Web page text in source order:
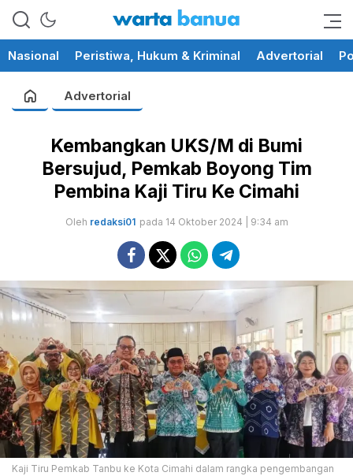
wartabanua.com
memberikan informasi yang
Nasional Peristiwa, Hukum & Kriminal Advertorial
Advertorial
Kembangkan UKS/M di Bumi
Bersujud, Pemkab Boyong Tim
Pembina Kaji Tiru Ke Cimahi
Oleh redaksi01 pada 14 Oktober 2024 | 9:34 am
Kaji Tiru Pemkab Tanbu ke Kota Cimahi dalam rangka pengembangan